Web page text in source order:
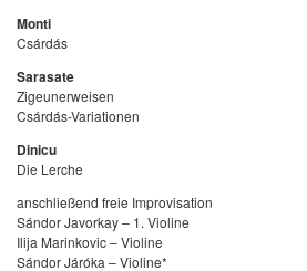
Monti
Csárdás
Sarasate
Zigeunerweisen
Csárdás-Variationen
Dinicu
Die Lerche
anschließend freie Improvisation
Sándor Javorkay – 1. Violine
Ilija Marinkovic – Violine
Sándor Járóka – Violine*